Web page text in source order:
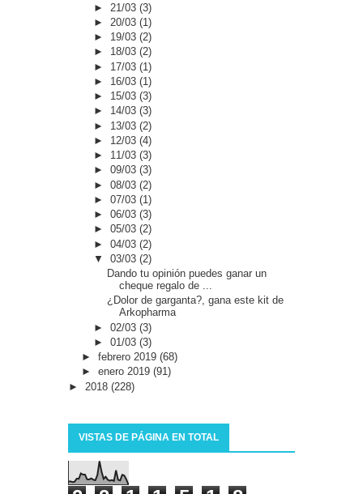
► 21/03(3)
► 20/03(1)
► 19/03(2)
► 18/03(2)
► 17/03(1)
► 16/03(1)
► 15/03(3)
► 14/03(3)
► 13/03(2)
► 12/03(4)
► 11/03(3)
►09/03(3)
►08/03(2)
►07/03(1)
►06/03(3)
►05/03(2)
►04/03(2)
▼03/03(2)
Dando tu opinión puedes ganar un
cheque regalo de ...
¿Dolor de garganta?, gana este kit de
Arkopharma
►02/03(3)
►01/03(3)
► febrero 2019 (68)
► enero 2019 (91)
► 2018 (228)
VISTAS DE PÁGINA EN TOTAL